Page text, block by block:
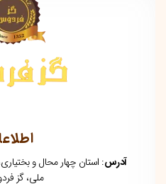
آدرس: استان چهار محال و
ملی، گز